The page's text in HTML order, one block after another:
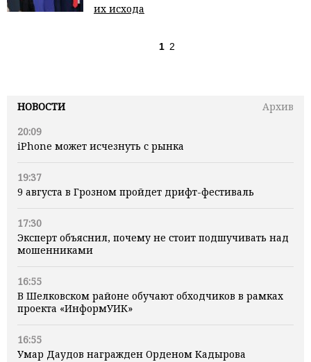
НОВОСТИ
Архив
20:09
iPhone может исчезнуть с рынка
19:37
9 августа в Грозном пройдет дрифт-фестиваль
17:30
Эксперт объяснил, почему не стоит подшучивать над
мошенниками
16:55
В Шелковском районе обучают обходчиков в рамках
проекта «ИнформУИК»
16:55
Умар Даудов награжден Орденом Кадырова
их исхода
1 2